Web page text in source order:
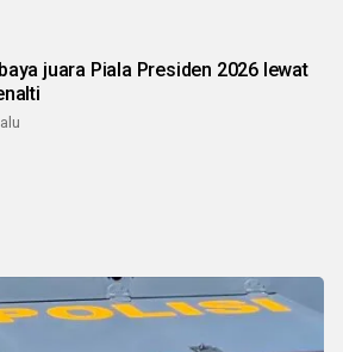
juara Piala Presiden 2026 lewat